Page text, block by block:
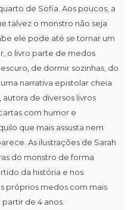
de Sofia. Aos poucos, a
talvez o monstro não seja
ele pode até se tornar um
o livro parte de medos
de dormir sozinhas, do
narrativa epistolar cheia
de diversos livros
com humor e
que mais assusta nem
As ilustrações de Sarah
do monstro de forma
da história e nos
próprios medos com mais
de 4 anos.